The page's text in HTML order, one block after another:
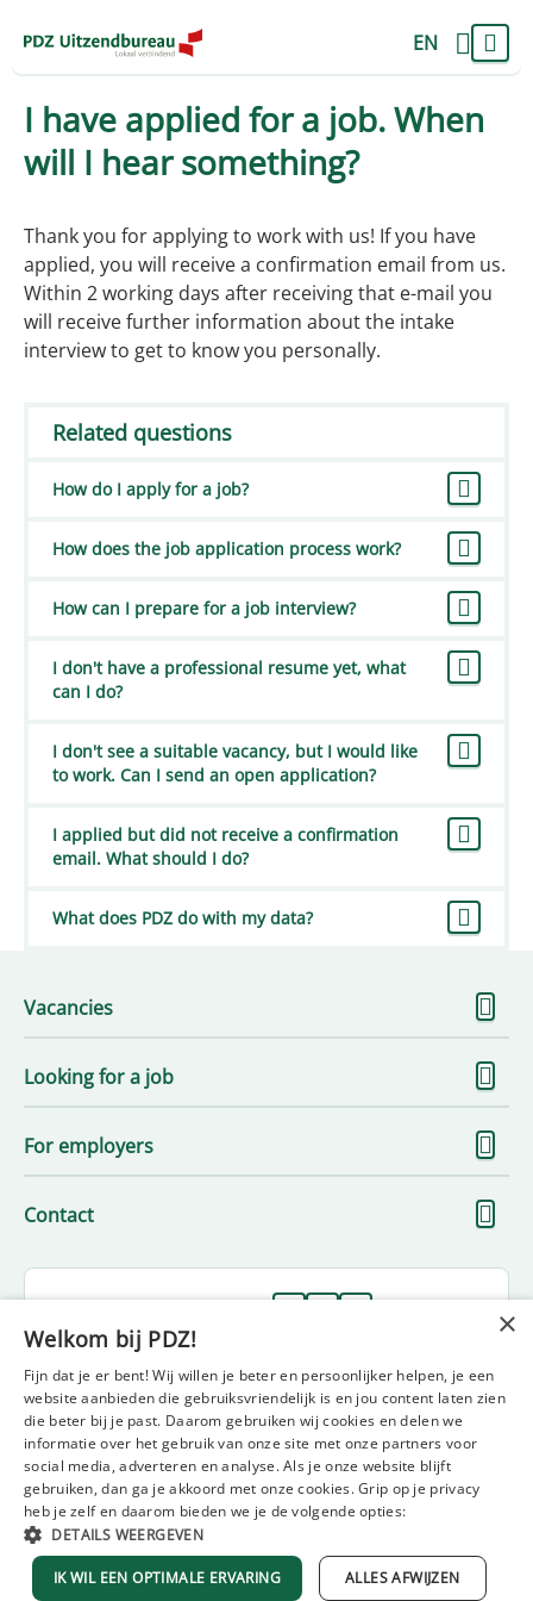
EN
I have applied for a job. When
will I hear something?
Thank you for applying to work with us! If you have
applied, you will receive a confirmation email from us.
Within 2 working days after receiving that e-mail you
will receive further information about the intake
interview to get to know you personally.
Related questions
How do I apply for a job?
How does the job application process work?
How can I prepare for a job interview?
I don't have a professional resume yet, what
can I do?
I don't see a suitable vacancy, but I would like
to work. Can I send an open application?
I applied but did not receive a confirmation
email. What should I do?
What does PDZ do with my data?
Vacancies
Looking for a job
For employers
Contact
DisclaimerPrivacy statementPolicy statement
Diversity and inclusion statementComplaint form
General terms and conditions
© 2021 PDZ employment agency
×
Welkom bij PDZ!
Fijn dat je er bent! Wij willen je beter en persoonlijker helpen, je een
website aanbieden die gebruiksvriendelijk is en jou content laten zien
die beter bij je past. Daarom gebruiken wij cookies en delen we
informatie over het gebruik van onze site met onze partners voor
social media, adverteren en analyse. Als je onze website blijft
gebruiken, dan ga je akkoord met onze cookies. Grip op je privacy
heb je zelf en daarom bieden we je de volgende opties:
DETAILS WEERGEVEN
IK WIL EEN OPTIMALE ERVARING ALLES AFWIJZEN